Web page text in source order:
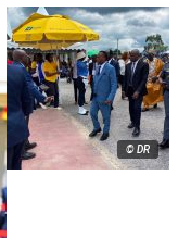
© DR